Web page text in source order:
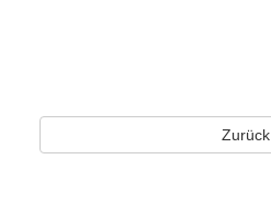
Zurück